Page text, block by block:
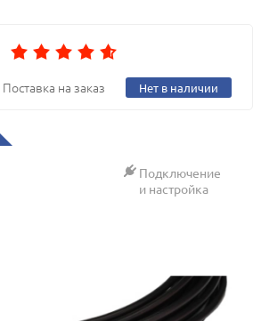
Поставка на заказ Нет в наличии
Подключение
и настройка